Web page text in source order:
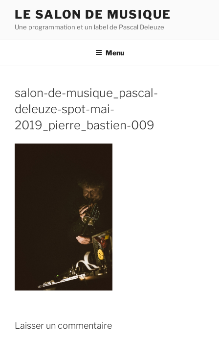
contenu
LE SALON DE MUSIQUE
Une programmation et un label de Pascal Deleuze
Menu
salon-de-musique_pascal-
deleuze-spot-mai-
2019_pierre_bastien-009
Laisser un commentaire